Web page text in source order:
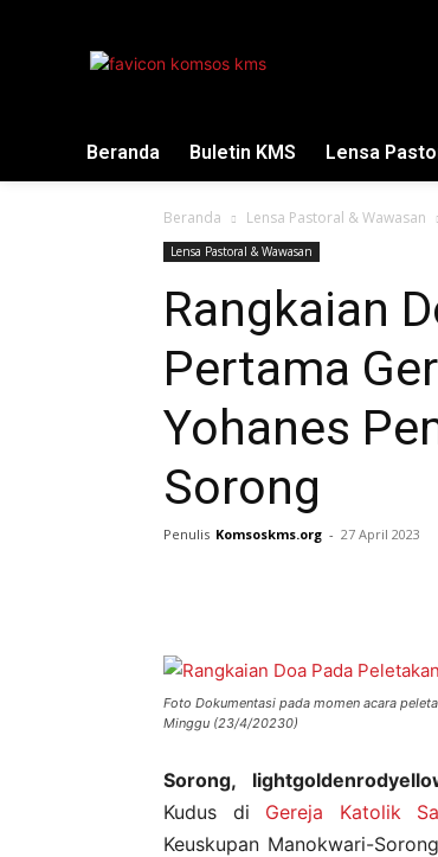
Beranda Buletin KMS Lensa
Beranda Lensa Pastoral & Wawasan
Lensa Pastoral & Wawasan
Rangkaian
Pertama
Yohanes
Sorong
Penulis Komsoskms.org - 27 April 2023
Foto Dokumentasi pada momen acara
Minggu (23/4/20230)
Sorong,
Kudus di Gereja Katolik
Keuskupan Manokwari-